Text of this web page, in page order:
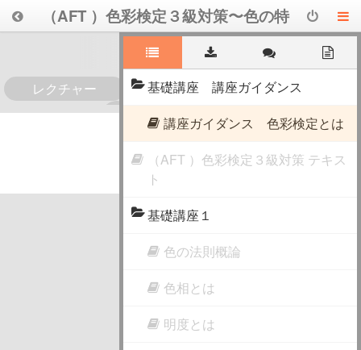
（AFT ）色彩検定３級対策〜色の特
徴とルールを知ろう！色の法則基礎
講座
レクチャー
0
基礎講座 講座ガイダンス
講座ガイダンス 色彩検定とは
（AFT ）色彩検定３級対策 テキス
ト
基礎講座１
色の法則概論
色相とは
明度とは